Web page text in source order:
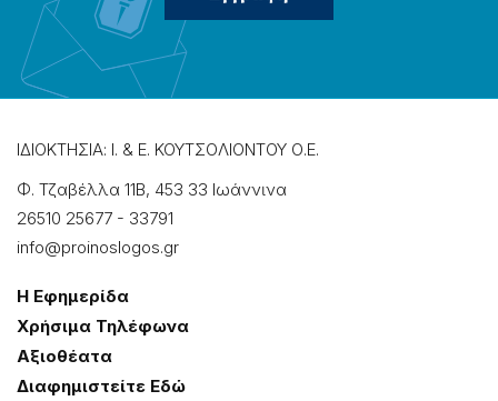
ΙΔΙΟΚΤΗΣΙΑ: Ι. & Ε. ΚΟΥΤΣΟΛΙΟΝΤΟΥ Ο.Ε.
Φ. Τζαβέλλα 11Β, 453 33 Ιωάννɩνα
26510 25677 - 33791
info@proinoslogos.gr
Η Εφημερίδα
Χρήσɩμα Τηλέφωνα
Αξɩοθέατα
Δɩαφημɩστείτε Εδώ